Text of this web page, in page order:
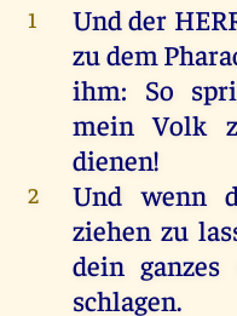
1 Undder
zudem
ihm: So
mein Volk
dienen!
2 Und wenn
ziehen zu
dein ganzes
schlagen.